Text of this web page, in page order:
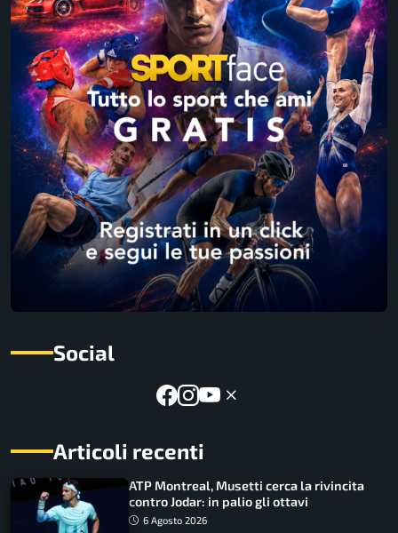
Social
Articoli recenti
ATP Montreal, Musetti cerca la rivincita
contro Jodar: in palio gli ottavi
6 Agosto 2026